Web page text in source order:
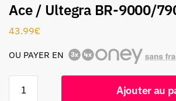
Ace / Ultegra BR-9000/
43.99€
OU PAYER EN
Ajouter au